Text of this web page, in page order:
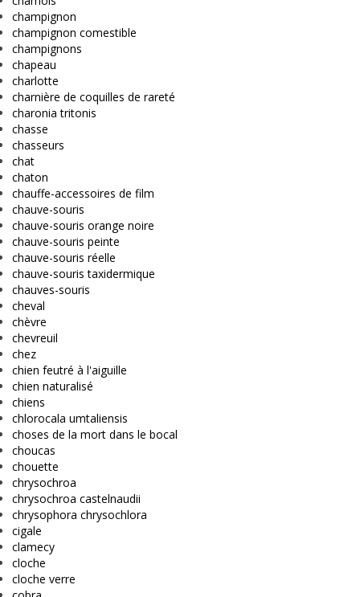
champignon
champignon comestible
champignons
chapeau
charlotte
charnière de coquilles de rareté
charonia tritonis
chasse
chasseurs
chat
chaton
chauffe-accessoires de film
chauve-souris
chauve-souris orange noire
chauve-souris peinte
chauve-souris réelle
chauve-souris taxidermique
chauves-souris
cheval
chèvre
chevreuil
chez
chien feutré à l'aiguille
chien naturalisé
chiens
chlorocala umtaliensis
choses de la mort dans le bocal
choucas
chouette
chrysochroa
chrysochroa castelnaudii
chrysophora chrysochlora
cigale
clamecy
cloche
cloche verre